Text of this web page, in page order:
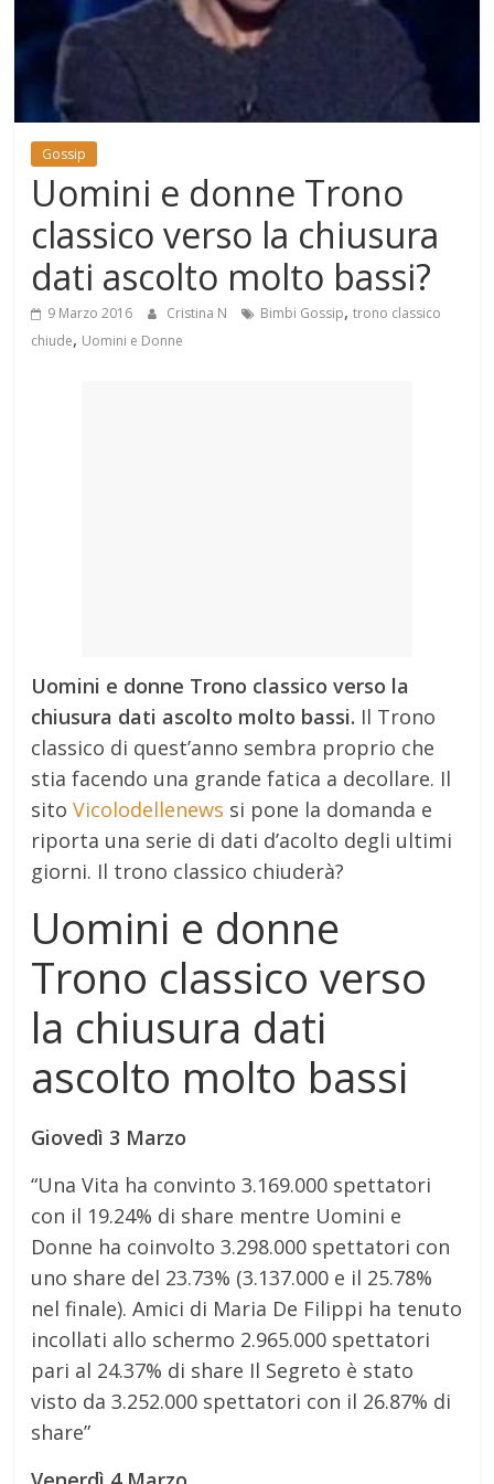
Gossip
Uomini e donne Trono
classico verso la chiusura
dati ascolto molto bassi?
9 Marzo 2016 Cristina N Bimbi Gossip,trono classico
chiude, Uomini e Donne
Uomini e donne Trono classico verso la
chiusura dati ascolto molto bassi. Il Trono
classico di quest’anno sembra proprio che
stia facendo una grande fatica a decollare. Il
sitoVicolodellenews si pone la domanda e
riporta una serie di dati d’acolto degli ultimi
giorni. Il trono classico chiuderà?
Uomini e donne
Trono classico verso
la chiusura dati
ascolto molto bassi
Giovedì 3 Marzo
“Una Vita ha convinto 3.169.000 spettatori
con il 19.24% di share mentre Uomini e
Donne ha coinvolto 3.298.000 spettatori con
uno share del 23.73% (3.137.000 e il 25.78%
nel finale). Amici di Maria De Filippi ha tenuto
incollati allo schermo 2.965.000 spettatori
pari al 24.37% di share Il Segreto è stato
visto da 3.252.000 spettatori con il 26.87% di
share”